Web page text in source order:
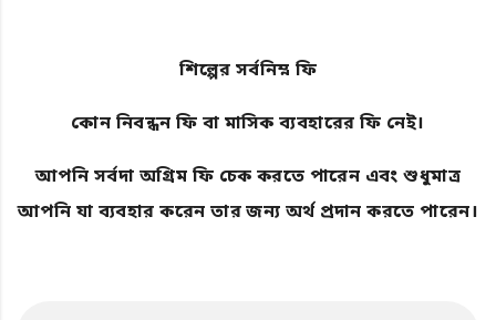
শিল্পের সর্বনিম্ন ফি
কোন নিবন্ধন ফি বা মাসিক ব্যবহারের ফি নেই।
আপনি সর্বদা অগ্রিম ফি চেক করতে পারেন এবং শুধুমাত্র
আপনি যা ব্যবহার করেন তার জন্য অর্থ প্রদান করতে পারেন।